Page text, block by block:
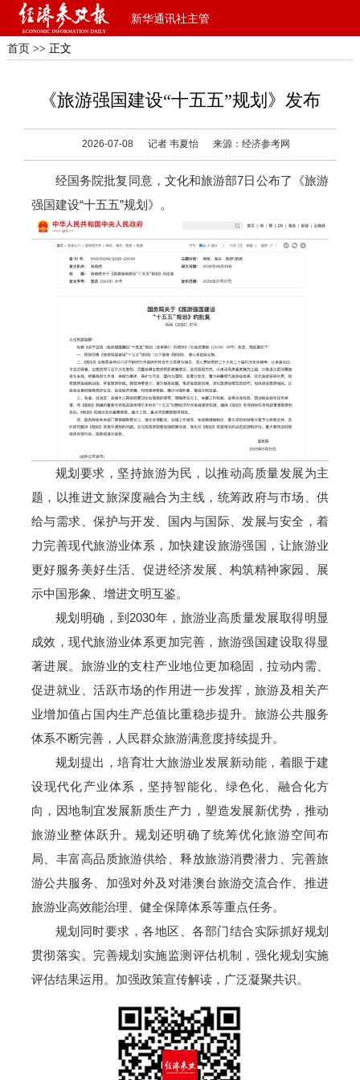
新华通讯社主管
首页 >> 正文
《旅游强国建设“十五五”规划》发布
2026-07-08 记者 韦夏怡 来源：经济参考网
经国务院批复同意，文化和旅游部7日公布了《旅游
强国建设“十五五”规划》。
规划要求，坚持旅游为民，以推动高质量发展为主
题，以推进文旅深度融合为主线，统筹政府与市场、供
给与需求、保护与开发、国内与国际、发展与安全，着
力完善现代旅游业体系，加快建设旅游强国，让旅游业
更好服务美好生活、促进经济发展、构筑精神家园、展
示中国形象、增进文明互鉴。
规划明确，到2030年，旅游业高质量发展取得明显
成效，现代旅游业体系更加完善，旅游强国建设取得显
著进展。旅游业的支柱产业地位更加稳固，拉动内需、
促进就业、活跃市场的作用进一步发挥，旅游及相关产
业增加值占国内生产总值比重稳步提升。旅游公共服务
体系不断完善，人民群众旅游满意度持续提升。
规划提出，培育壮大旅游业发展新动能，着眼于建
设现代化产业体系，坚持智能化、绿色化、融合化方
向，因地制宜发展新质生产力，塑造发展新优势，推动
旅游业整体跃升。规划还明确了统筹优化旅游空间布
局、丰富高品质旅游供给、释放旅游消费潜力、完善旅
游公共服务、加强对外及对港澳台旅游交流合作、推进
旅游业高效能治理、健全保障体系等重点任务。
规划同时要求，各地区、各部门结合实际抓好规划
贯彻落实。完善规划实施监测评估机制，强化规划实施
评估结果运用。加强政策宣传解读，广泛凝聚共识。